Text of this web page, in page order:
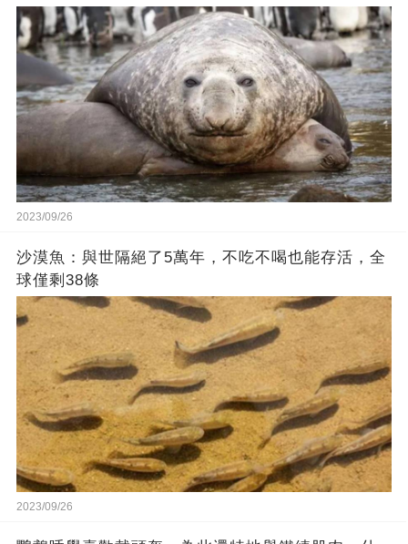
2023/09/26
沙漠魚：與世隔絕了5萬年，不吃不喝也能存活，全
球僅剩38條
2023/09/26